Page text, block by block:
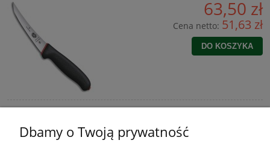
63,50 zł
Cena netto: 51,63 zł
DO KOSZYKA
Nóż trybownik VICTORINOX 5.6613.15D 15 cm,
Dbamy o Twoją prywatność